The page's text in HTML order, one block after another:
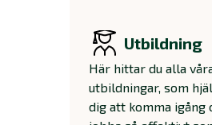
Utbildning
Här hittar du alla
utbildningar, som
dig att komma igång